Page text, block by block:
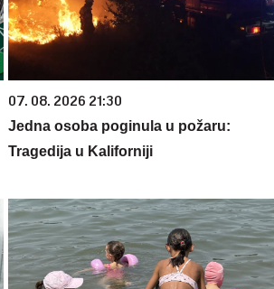
07. 08. 2026 21:30
Jedna osoba poginula u požaru:
Tragedija u Kaliforniji